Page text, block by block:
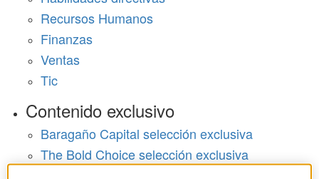
Recursos Humanos
Finanzas
Ventas
Tic
Contenido exclusivo
Baragaño Capital selección exclusiva
The Bold Choice selección exclusiva